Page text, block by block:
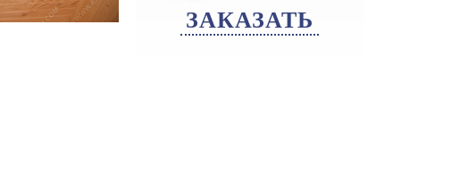
ЗАКАЗАТЬ